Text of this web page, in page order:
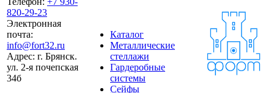
820-29-23
Электронная
почта:
info@fort32.ru
Адрес: г. Брянск.
ул. 2-я почепская
34б
Каталог
Металлические
стеллажи
Гардеробные
системы
Сейфы